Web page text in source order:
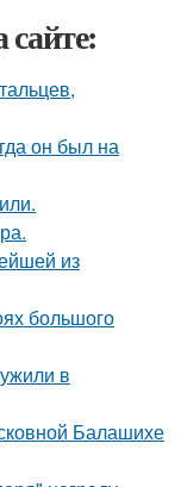
он был на
из
большого
в
Балашихе